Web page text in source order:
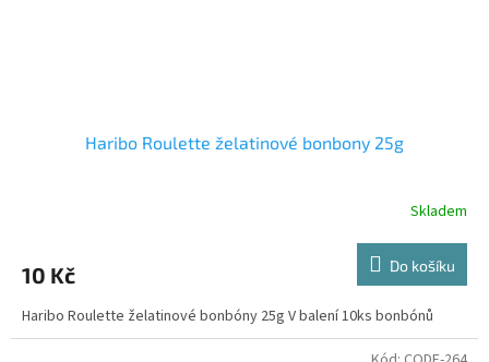
Haribo Roulette želatinové bonbony 25g
Skladem
10 Kč Do košíku
Haribo Roulette želatinové bonbóny 25g V balení 10ks bonbónů